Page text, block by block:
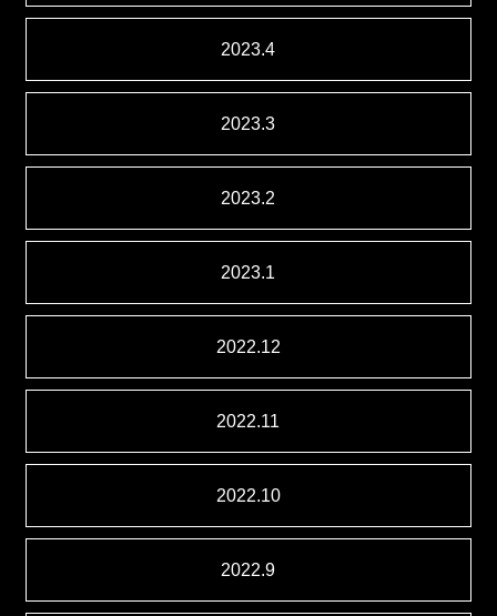
2023.4
2023.3
2023.2
2023.1
2022.12
2022.11
2022.10
2022.9